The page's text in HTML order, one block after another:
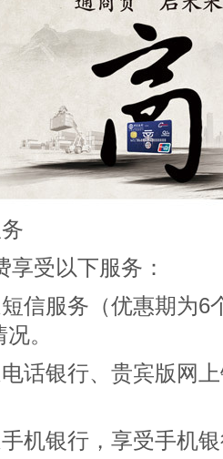
受以下服务：
短信服务（优惠期为
。
电话银行、贵宾版网
手机银行，享受手机